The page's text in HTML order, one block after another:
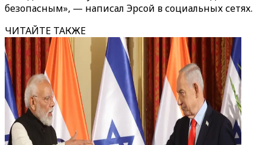
безопасным», — написал Эрсой в социальных сетях.
ЧИТАЙТЕ ТАКЖЕ